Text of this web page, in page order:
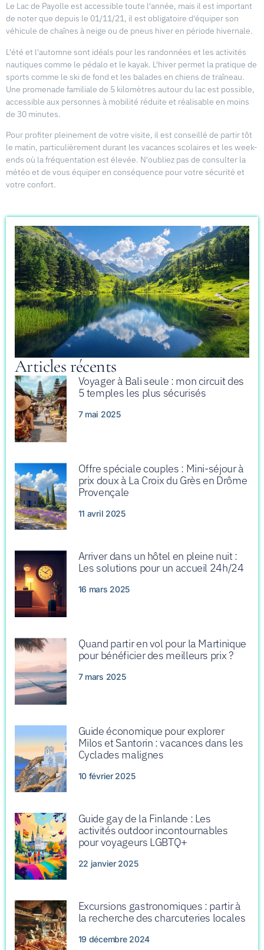
Le Lac de Payolle est accessible toute l'année, mais il est important
de noter que depuis le 01/11/21, il est obligatoire d'équiper son
véhicule de chaînes à neige ou de pneus hiver en période hivernale.
L'été et l'automne sont idéals pour les randonnées et les activités
nautiques comme le pédalo et le kayak. L'hiver permet la pratique de
sports comme le ski de fond et les balades en chiens de traîneau.
Une promenade familiale de 5 kilomètres autour du lac est possible,
accessible aux personnes à mobilité réduite et réalisable en moins
de 30 minutes.
Pour profiter pleinement de votre visite, il est conseillé de partir tôt
le matin, particulièrement durant les vacances scolaires et les week-
ends où la fréquentation est élevée. N'oubliez pas de consulter la
météo et de vous équiper en conséquence pour votre sécurité et
votre confort.
Articles récents
Voyager à Bali seule : mon circuit des
5 temples les plus sécurisés
7 mai 2025
Offre spéciale couples : Mini-séjour à
prix doux à La Croix du Grès en Drôme
Provençale
11 avril 2025
Arriver dans un hôtel en pleine nuit :
Les solutions pour un accueil 24h/24
16 mars 2025
Quand partir en vol pour la Martinique
pour bénéficier des meilleurs prix ?
7 mars 2025
Guide économique pour explorer
Milos et Santorin : vacances dans les
Cyclades malignes
10 février 2025
Guide gay de la Finlande : Les
activités outdoor incontournables
pour voyageurs LGBTQ+
22 janvier 2025
Excursions gastronomiques : partir à
la recherche des charcuteries locales
19 décembre 2024